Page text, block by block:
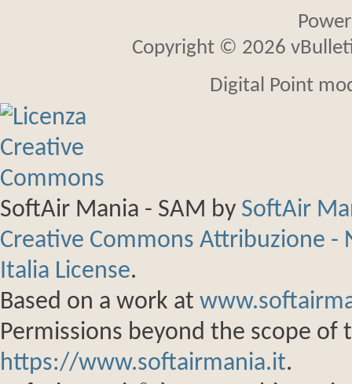
Copyright © 2026
Digital Point
SoftAir Mania - SAM by SoftAir
Creative Commons Attribuzione
Italia License.
Based on a work at
Permissions beyond the scope of
https://www.softairmania.it.